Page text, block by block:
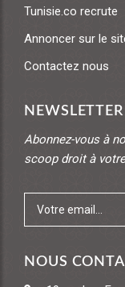
Tunisie.co recrute
Annoncer sur le
Contactez nous
NEWSLETTER
Abonnez-vous à
scoop droit à
NOUS